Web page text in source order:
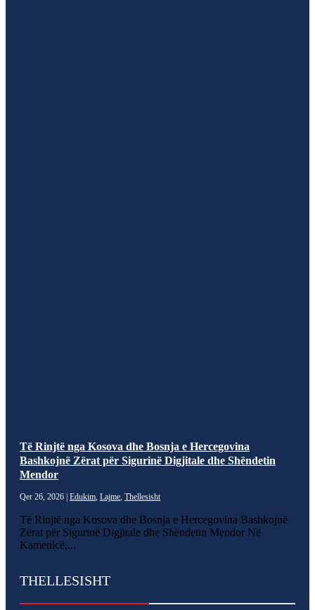
Të Rinjtë nga Kosova dhe Bosnja e Hercegovina
Bashkojnë Zërat për Sigurinë Digjitale dhe Shëndetin
Mendor
Qer 26, 2026 | Edukim Lajme Thellesisht
Të Rinjtë nga Kosova dhe Bosnja e Hercegovina Bashkojnë
Zërat për Sigurinë Digjitale dhe Shëndetin Mendor Në
Kamenicë,...
THELLESISHT